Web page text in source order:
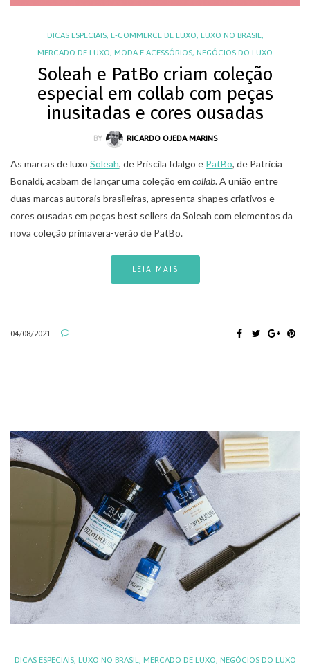
DICAS ESPECIAIS, E-COMMERCE DE LUXO, LUXO NO BRASIL,
MERCADO DE LUXO, MODA E ACESSÓRIOS, NEGÓCIOS DO LUXO
Soleah e PatBo criam coleção
especial em collab com peças
inusitadas e cores ousadas
BY RICARDO OJEDA MARINS
As marcas de luxo Soleah, de Priscila Idalgo e PatBo, de Patricia
Bonaldi, acabam de lançar uma coleção em collab. A união entre
duas marcas autorais brasileiras, apresenta shapes criativos e
cores ousadas em peças best sellers da Soleah com elementos da
nova coleção primavera-verão de PatBo.
LEIA MAIS
04/08/2021
DICAS ESPECIAIS, LUXO NO BRASIL, MERCADO DE LUXO, NEGÓCIOS DO LUXO